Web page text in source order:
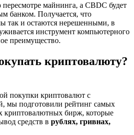
пересмотре майнинга, а CBDC будет
банком. Получается, что
так и остаются нерешенными, в
инструмент компьютерного
преимущество.
криптовалюту?
покупки криптовалют с
мы подготовили рейтинг самых
криптовалютных бирж, которые
средств в рублях, гривнах,